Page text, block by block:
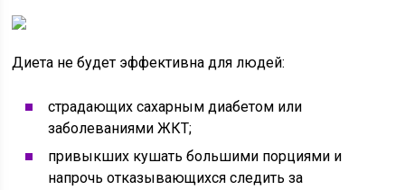
Диета не будет эффективна для людей:
страдающих сахарным диабетом или
заболеваниями ЖКТ;
привыкших кушать большими порциями и
напрочь отказывающихся следить за